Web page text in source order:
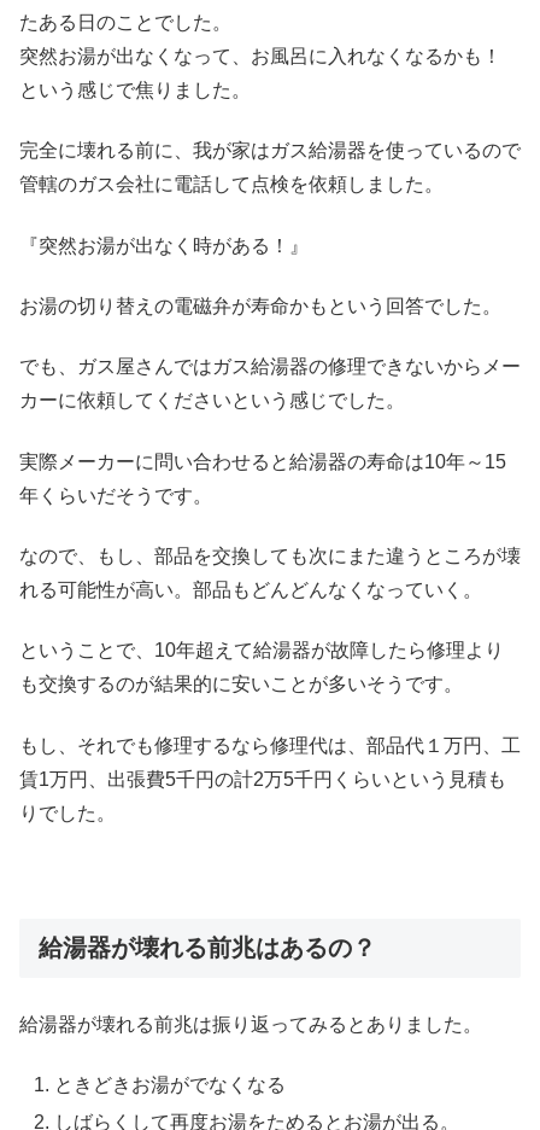
たある日のことでした。
突然お湯が出なくなって、お風呂に入れなくなるかも！
という感じで焦りました。
完全に壊れる前に、我が家はガス給湯器を使っているので
管轄のガス会社に電話して点検を依頼しました。
『突然お湯が出なく時がある！』
お湯の切り替えの電磁弁が寿命かもという回答でした。
でも、ガス屋さんではガス給湯器の修理できないからメー
カーに依頼してくださいという感じでした。
実際メーカーに問い合わせると給湯器の寿命は10年～15
年くらいだそうです。
なので、もし、部品を交換しても次にまた違うところが壊
れる可能性が高い。部品もどんどんなくなっていく。
ということで、10年超えて給湯器が故障したら修理より
も交換するのが結果的に安いことが多いそうです。
もし、それでも修理するなら修理代は、部品代１万円、工
賃1万円、出張費5千円の計2万5千円くらいという見積も
りでした。
給湯器が壊れる前兆はあるの？
給湯器が壊れる前兆は振り返ってみるとありました。
ときどきお湯がでなくなる
しばらくして再度お湯をためるとお湯が出る。